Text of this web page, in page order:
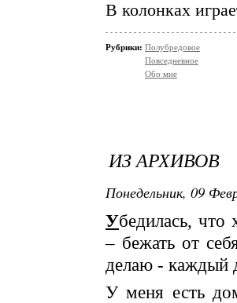
В колонках
Рубрики: Полубредовое
Повседневное
Обо мне
ИЗ АРХИВОВ
Понедельник, 09
Убедилась, что
– бежать от
делаю - каждый
У меня есть